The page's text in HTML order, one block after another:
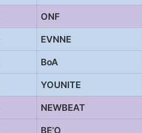
ONF
EVNNE
BoA
YOUNITE
NEWBEAT
BE’O